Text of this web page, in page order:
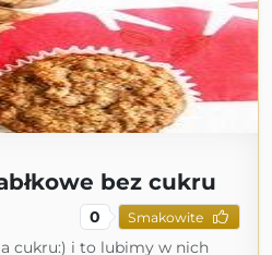
bez cukru
0 Smakowite
cukru:) i to lubimy w nich